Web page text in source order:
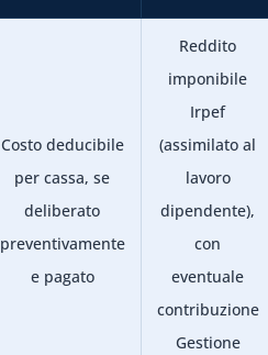
Costo deducibile
per cassa, se
deliberato
preventivamente
e pagato
Reddito
imponibile
Irpef
(assimilato al
lavoro
dipendente),
con
eventuale
contribuzione
Gestione